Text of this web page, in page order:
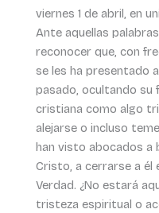
viernes 1 de abril, en
Ante aquellas
reconocer que, con
se les ha presentado
pasado, ocultando su
cristiana como algo
alejarse o incluso
han visto abocados a
Cristo, a cerrarse a él
Verdad. ¿No estará
tristeza espiritual o